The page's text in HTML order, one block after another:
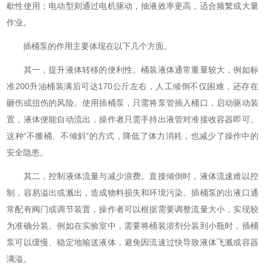
歇性使用；电动型则通过电机驱动，抽液效率更高，适合频繁或大量
作业。
插桶泵的作用主要体现在以下几个方面。
其一，提升液体转移的便利性。桶装液体通常重量较大，例如标
准200升油桶装满后可达170公斤左右，人工倾倒不仅困难，还存在
砸伤或扭伤的风险。使用插桶泵，只需将泵管插入桶口，启动驱动装
置，液体便能自动流出，操作者只需手持出液管对准接收容器即可。
这种“不搬桶、不倾斜”的方式，降低了体力消耗，也减少了操作中的
安全隐患。
其二，控制液体流量与减少浪费。直接倾倒时，液体流速难以控
制，容易溢出或溅出，造成物料损失和环境污染。插桶泵的出液口通
常配有阀门或调节装置，操作者可以根据需要调整流量大小，实现较
为准确分装。例如在实验室中，需要将桶装溶剂分装到小瓶时，插桶
泵可以缓慢、稳定地输送液体，避免因流速过快导致液体飞溅或容器
满溢。